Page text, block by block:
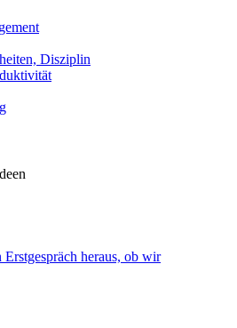
Disziplin
heraus, ob wir